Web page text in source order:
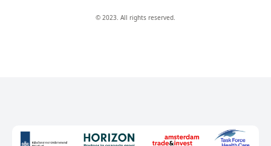
© 2023. All rights reserved.